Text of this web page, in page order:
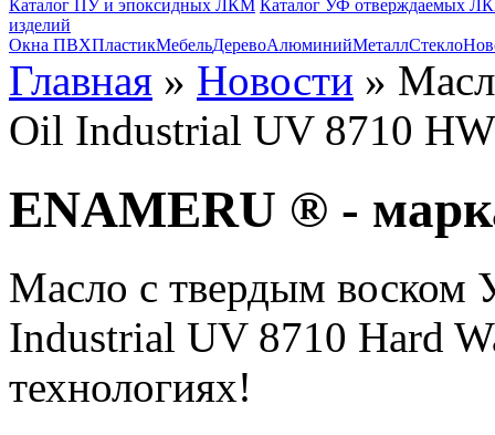
Каталог ПУ и эпоксидных ЛКМ Каталог УФ отверждаемых
изделий
Окна ПВХПластикМебельДеревоАлюминийМеталлСтекло
Главная » Новости »
Oil Industrial UV 8710 HW
ENAMERU ® -
Масло с твердым
Industrial UV 8710 Hard
технологиях!